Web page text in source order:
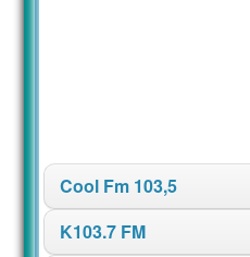
Cool Fm 103,5
K103.7 FM